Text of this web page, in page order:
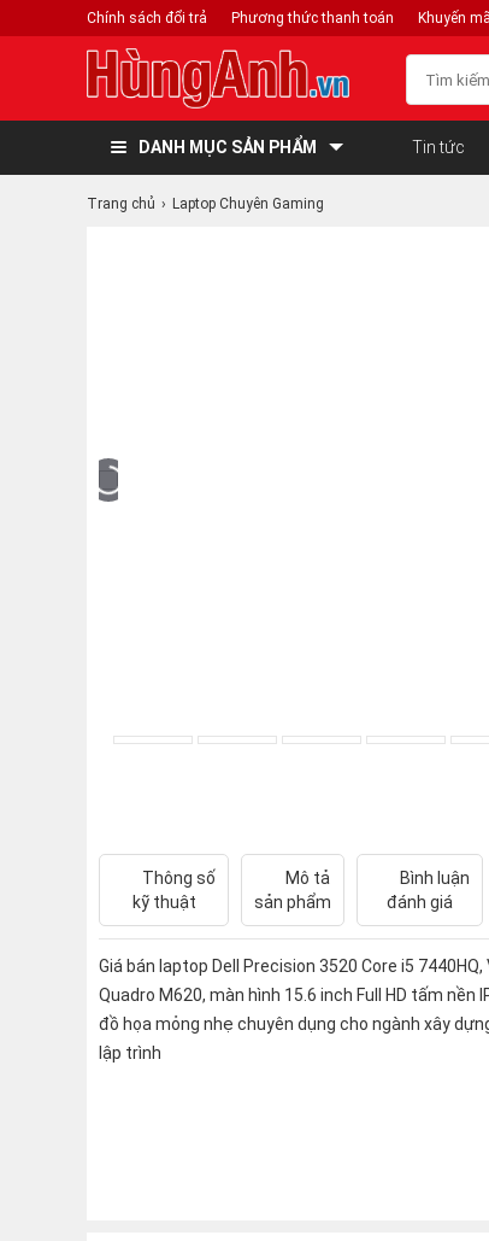
Chính sách đổi trả Phương thức thanh toán Khuyến
DANH MỤC SẢN PHẨM Tin tức
Trang chủ Laptop Chuyên Gaming
Thông số
kỹ thuật
Mô tả
sản phẩm
Bình luận
đánh giá
Giá bán laptop Dell Precision 3520 Core i5 7440HQ,
Quadro M620, màn hình 15.6 inch Full HD tấm nền
đồ họa mỏng nhẹ chuyên dụng cho ngành xây
lập trình